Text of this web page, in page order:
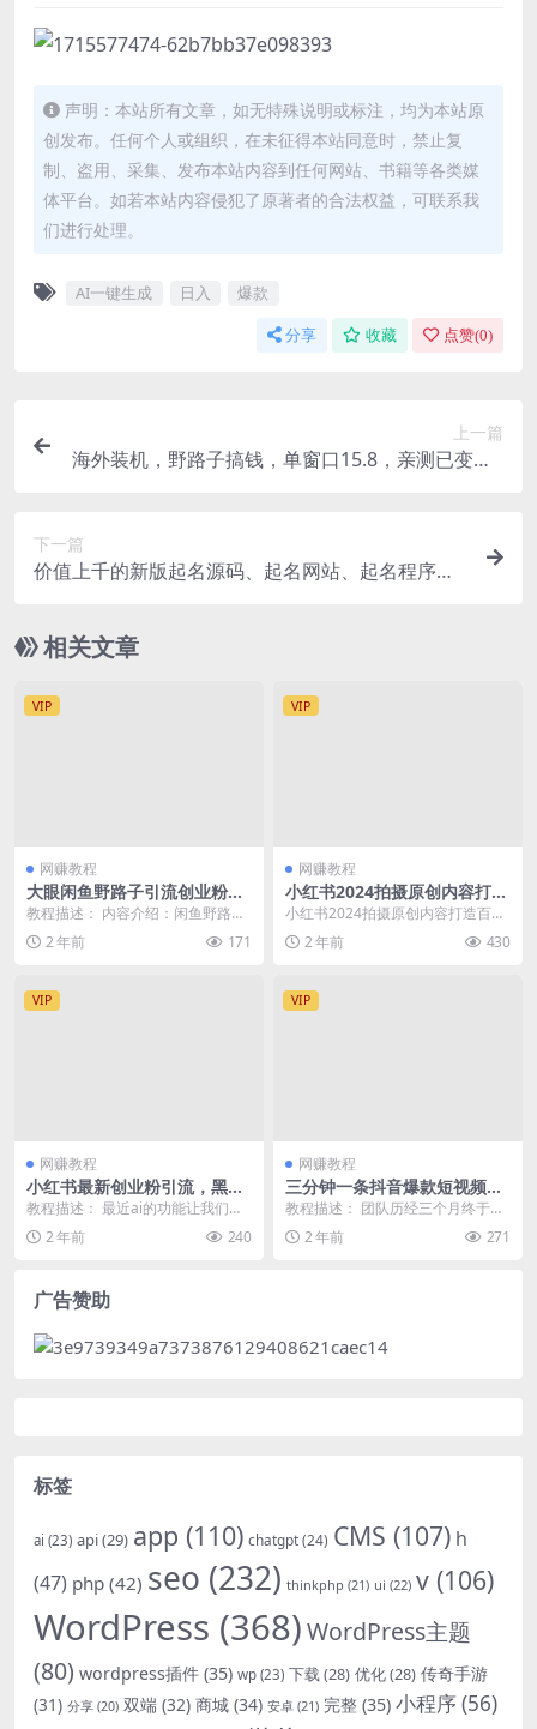
声明：本站所有文章，如无特殊说明或标注，均为本站原
创发布。任何个人或组织，在未征得本站同意时，禁止复
制、盗用、采集、发布本站内容到任何网站、书籍等各类媒
体平台。如若本站内容侵犯了原著者的合法权益，可联系我
们进行处理。
AI一键生成 日入 爆款
分享 收藏 点赞(0)
上一篇
海外装机，野路子搞钱，单窗口15.8，亲测已变现1
下一篇
价值上千的新版起名源码、起名网站、起名程序、
相关文章
VIP
网赚教程
大眼闲鱼野路子引流创业粉，
日引50+单日变现四位数
教程描述： 内容介绍：闲鱼野路子
引流创业粉，日引50+单日变现四
位数课程含有01...
2 年前 171
VIP
网赚教程
小红书2024拍摄原创内容打造
百万店铺，一年时间靠小红书
带货项目年入20w+
小红书2024拍摄原创内容打造百万
店铺，一年时间靠小红书带货项目
年入20w+ 课...
2 年前 430
VIP
网赚教程
小红书最新创业粉引流，黑科
技引爆全网流量裂变，简单操
作长期吸粉
教程描述： 最近ai的功能让我们震
撼，我就在想我如何可以结合ai提
高我的做小红书...
2 年前 240
VIP
网赚教程
三分钟一条抖音爆款短视频，
轻松日引500+创业粉，复制粘
贴即可，简单好…
教程描述： 团队历经三个月终于给
兄弟把这个抖音测试出来了过程就
不说了全是泪 最近...
2 年前 271
广告赞助
标签
ai (23) api(29) app (110) chatgpt(24) CMS (107) h
(47) php (42) seo (232) thinkphp (21) ui (22) v (106)
WordPress (368)WordPress主题
(80) wordpress插件 (35) wp (23) 下载(28) 优化(28) 传奇手游
(31) 分享 (20) 双端 (32) 商城 (34) 安卓 (21) 完整 (35) 小程序(56)